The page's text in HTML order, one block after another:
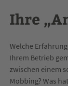
Ihre
Welche
Ihrem Betrieb
zwischen einem
Mobbing? Was